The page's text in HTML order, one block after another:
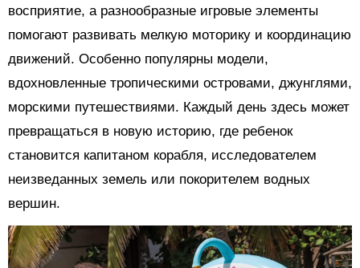
восприятие, а разнообразные игровые элементы
помогают развивать мелкую моторику и координацию
движений. Особенно популярны модели,
вдохновленные тропическими островами, джунглями,
морскими путешествиями. Каждый день здесь может
превращаться в новую историю, где ребенок
становится капитаном корабля, исследователем
неизведанных земель или покорителем водных
вершин.